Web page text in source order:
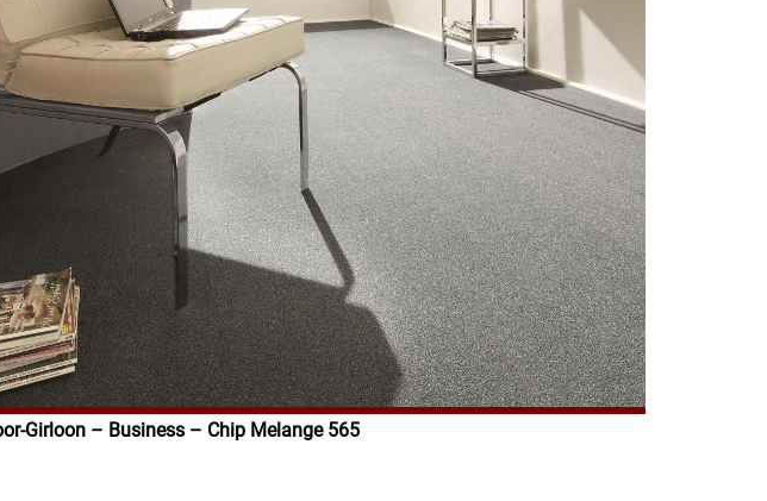
Girloon – Business – Chip Melange 565